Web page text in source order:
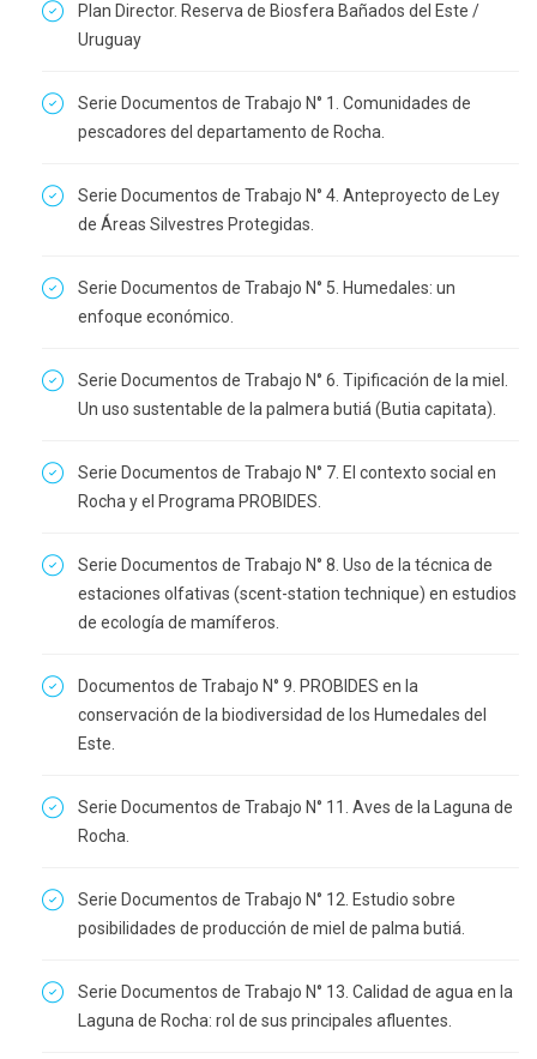
Plan Director. Reserva de Biosfera Bañados del Este /
Uruguay
Serie Documentos de Trabajo N° 1. Comunidades de
pescadores del departamento de Rocha.
Serie Documentos de Trabajo N° 4. Anteproyecto de Ley
de Áreas Silvestres Protegidas.
Serie Documentos de Trabajo N° 5. Humedales: un
enfoque económico.
Serie Documentos de Trabajo N° 6. Tipificación de la miel.
Un uso sustentable de la palmera butiá (Butia capitata).
Serie Documentos de Trabajo N° 7. El contexto social en
Rocha y el Programa PROBIDES.
Serie Documentos de Trabajo N° 8. Uso de la técnica de
estaciones olfativas (scent-station technique) en estudios
de ecología de mamíferos.
Documentos de Trabajo N° 9. PROBIDES en la
conservación de la biodiversidad de los Humedales del
Este.
Serie Documentos de Trabajo N° 11. Aves de la Laguna de
Rocha.
Serie Documentos de Trabajo N° 12. Estudio sobre
posibilidades de producción de miel de palma butiá.
Serie Documentos de Trabajo N° 13. Calidad de agua en la
Laguna de Rocha: rol de sus principales afluentes.